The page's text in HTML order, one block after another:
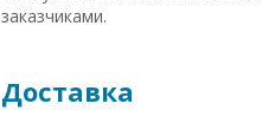
заказчиками.
Доставка